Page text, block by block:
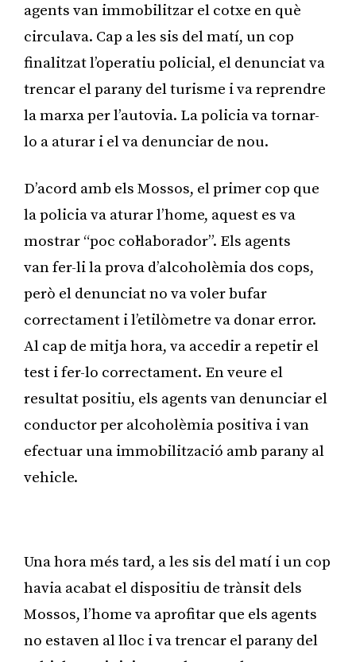
agents van immobilitzar el cotxe en què
circulava. Cap a les sis del matí, un cop
finalitzat l’operatiu policial, el denunciat va
trencar el parany del turisme i va reprendre
la marxa per l’autovia. La policia va tornar-
lo a aturar i el va denunciar de nou.
D’acord amb els Mossos, el primer cop que
la policia va aturar l’home, aquest es va
mostrar “poc col·laborador”. Els agents
van fer-li la prova d’alcoholèmia dos cops,
però el denunciat no va voler bufar
correctament i l’etilòmetre va donar error.
Al cap de mitja hora, va accedir a repetir el
test i fer-lo correctament. En veure el
resultat positiu, els agents van denunciar el
conductor per alcoholèmia positiva i van
efectuar una immobilització amb parany al
vehicle.
Una hora més tard, a les sis del matí i un cop
havia acabat el dispositiu de trànsit dels
Mossos, l’home va aprofitar que els agents
no estaven al lloc i va trencar el parany del